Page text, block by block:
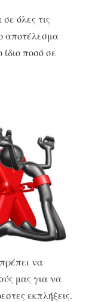
όλες τις
αποτέλεσμα
ποσό σε
να
μας για να
εκπλήξεις.